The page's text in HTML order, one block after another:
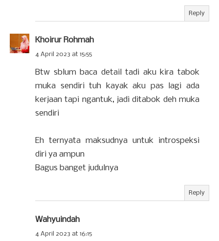
Reply
Khoirur Rohmah
4 April 2023 at 15:55
Btw sblum baca detail tadi aku kira tabok
muka sendiri tuh kayak aku pas lagi ada
kerjaan tapi ngantuk, jadi ditabok deh muka
sendiri
Eh ternyata maksudnya untuk introspeksi
diri ya ampun
Bagus banget judulnya
Reply
Wahyuindah
4 April 2023 at 16:15